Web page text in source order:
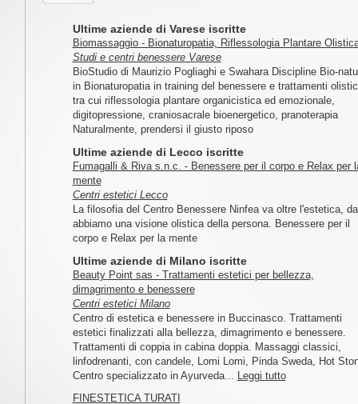
Ultime aziende di Varese iscritte
Biomassaggio - Bionaturopatia, Riflessologia Plantare
Studi e centri benessere Varese
BioStudio di Maurizio Pogliaghi e Swahara Discipline Bio-
in Bionaturopatia in training del benessere e trattamenti
tra cui riflessologia plantare organicistica ed emozionale,
digitopressione, craniosacrale bioenergetico, pranoterapia
Naturalmente, prendersi il giusto riposo
Ultime aziende di Lecco iscritte
Fumagalli & Riva s.n.c. - Benessere per il corpo e Relax per
mente
Centri estetici Lecco
La filosofia del Centro Benessere Ninfea va oltre l'estetica,
abbiamo una visione olistica della persona. Benessere per il
corpo e Relax per la mente
Ultime aziende di Milano iscritte
Beauty Point sas - Trattamenti estetici per bellezza,
dimagrimento e benessere
Centri estetici Milano
Centro di estetica e benessere in Buccinasco. Trattamenti
estetici finalizzati alla bellezza, dimagrimento e benessere.
Trattamenti di coppia in cabina doppia. Massaggi classici,
linfodrenanti, con candele, Lomi Lomi, Pinda Sweda, Hot
Centro specializzato in Ayurveda... Leggi tutto
FINESTETICA TURATI